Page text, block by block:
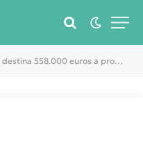
a programas sociales y sanitarios para canarios residentes en Latinoamérica